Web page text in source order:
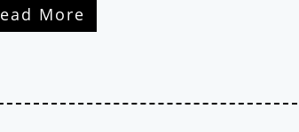
More